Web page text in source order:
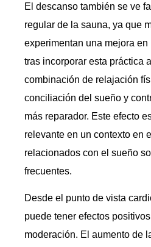
El descanso también se ve
regular de la sauna, ya que
experimentan una mejora
tras incorporar esta práctica
combinación de relajación
conciliación del sueño y
más reparador. Este efecto
relevante en un contexto en
relacionados con el sueño
frecuentes.
Desde el punto de vista
puede tener efectos
moderación. El aumento de